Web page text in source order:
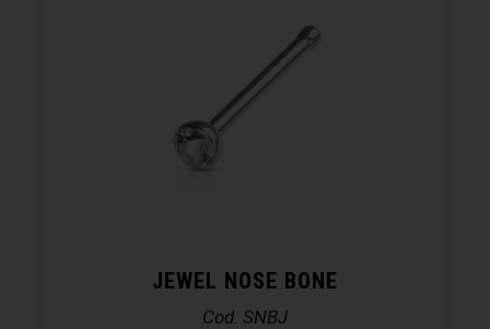
JEWEL NOSE BONE
Cod. SNBJ